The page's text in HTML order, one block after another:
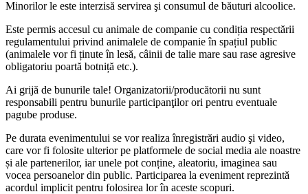
Minorilor le este interzisă servirea şi consumul de băuturi alcoolice.
Este permis accesul cu animale de companie cu condiția respectării
regulamentului privind animalele de companie în spațiul public
(animalele vor fi ținute în lesă, câinii de talie mare sau rase agresive
obligatoriu poartă botniță etc.).
Ai grijă de bunurile tale! Organizatorii/producătorii nu sunt
responsabili pentru bunurile participanţilor ori pentru eventuale
pagube produse.
Pe durata evenimentului se vor realiza înregistrări audio şi video,
care vor fi folosite ulterior pe platformele de social media ale noastre
și ale partenerilor, iar unele pot conține, aleatoriu, imaginea sau
vocea persoanelor din public. Participarea la eveniment reprezintă
acordul implicit pentru folosirea lor în aceste scopuri.